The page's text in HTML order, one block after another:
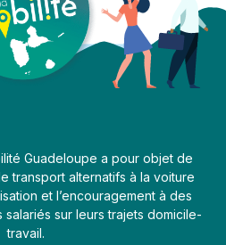
Guadeloupe a pour objet de
transport alternatifs à la voiture
et l’encouragement à des
sur leurs trajets domicile-
travail.